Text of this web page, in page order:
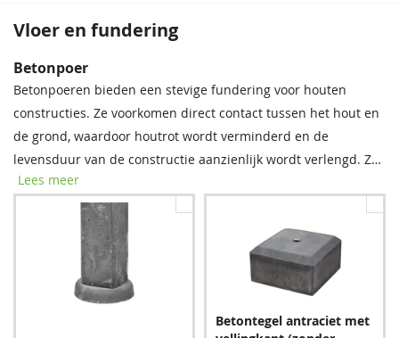
Vloer en fundering
Betonpoer
Betonpoeren bieden een stevige fundering voor houten
constructies. Ze voorkomen direct contact tussen het hout en
de grond, waardoor houtrot wordt verminderd en de
levensduur van de constructie aanzienlijk wordt verlengd. Zo
staat uw buitenverblijf stevig en blijft het langer mooi!
Lees meer
Betontegel antraciet met